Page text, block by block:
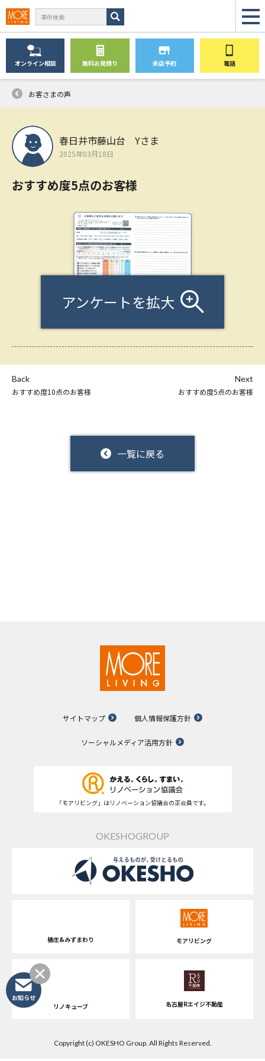
オンライン相談 無料お見積り 来店予約 電話
お客さまの声
春日井市藤山台 Yさま
2025年03月18日
おすすめ度5点のお客様
アンケートを拡大
Back
おすすめ度10点のお客様
一覧に戻る
Next
おすすめ度5点のお客様
サイトマップ 個人情報保護方針
ソーシャルメディア活用方針
「モアリビング」はリノベーション協議会の正会員です。
OKESHOGROUP
桶庄&みずまわり モアリビング
リノキューブ 名古屋Rエイジ不動産
Copyright (c) OKESHO Group. All Rights Reserved.
お知らせ